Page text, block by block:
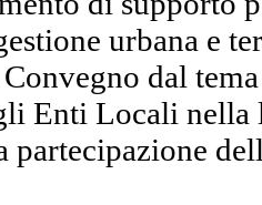
urbana e
dal
Enti Locali
partecipazione